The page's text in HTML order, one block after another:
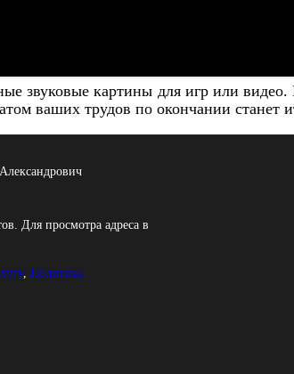
звуковые картины для игр или
ваших трудов по окончании станет
Для просмотра адреса в
, Политика